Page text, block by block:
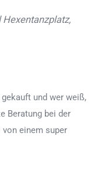
und wer weiß,
Beratung bei der
einem super